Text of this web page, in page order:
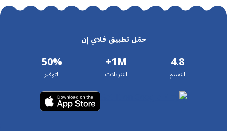
حمّل تطبيق فلاي إن
4.8
التقييم
1M+
التنزيلات
50%
التوفير